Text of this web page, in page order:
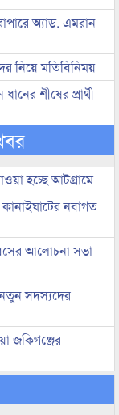
অ্যাড. এমরান
নিয়ে মতিবিনিময়
শীষের প্রার্থী
হচ্ছে আটগ্রামে
নবাগত
আলোচনা সভা
নতুন সদস্যদের
জকিগঞ্জের